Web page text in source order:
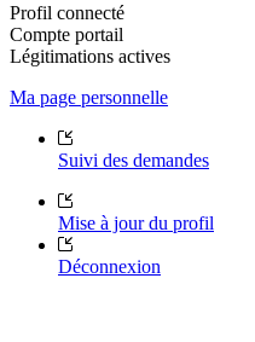
Profil connecté
Compte portail
Légitimations actives
Ma page personnelle
Suivi des demandes
Mise à jour du profil
Déconnexion